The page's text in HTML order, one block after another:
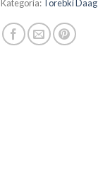
Kategoria:Torebki Daag